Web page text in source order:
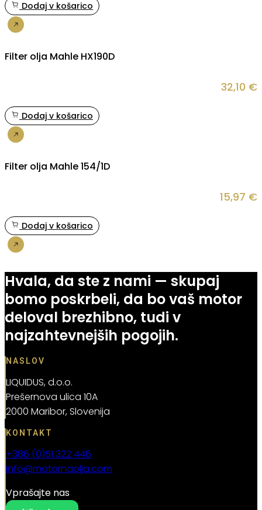
Dodaj v košarico
Filter olja Mahle HX190D
32,10 €
Dodaj v košarico
Filter olja Mahle 154/1D
15,97 €
Dodaj v košarico
Hvala, da ste z nami — skupaj
bomo poskrbeli, da bo vaš motor
deloval brezhibno, tudi v
najzahtevnejših pogojih.
NASLOV
LIQUIDUS, d.o.o.
Prešernova ulica 10A
2000 Maribor, Slovenija
KONTAKT
+386 (0)51 322 446
info@motornaolja.com
Vprašajte nas